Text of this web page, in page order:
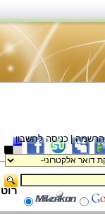
הרשמה | כניסה לחשבון